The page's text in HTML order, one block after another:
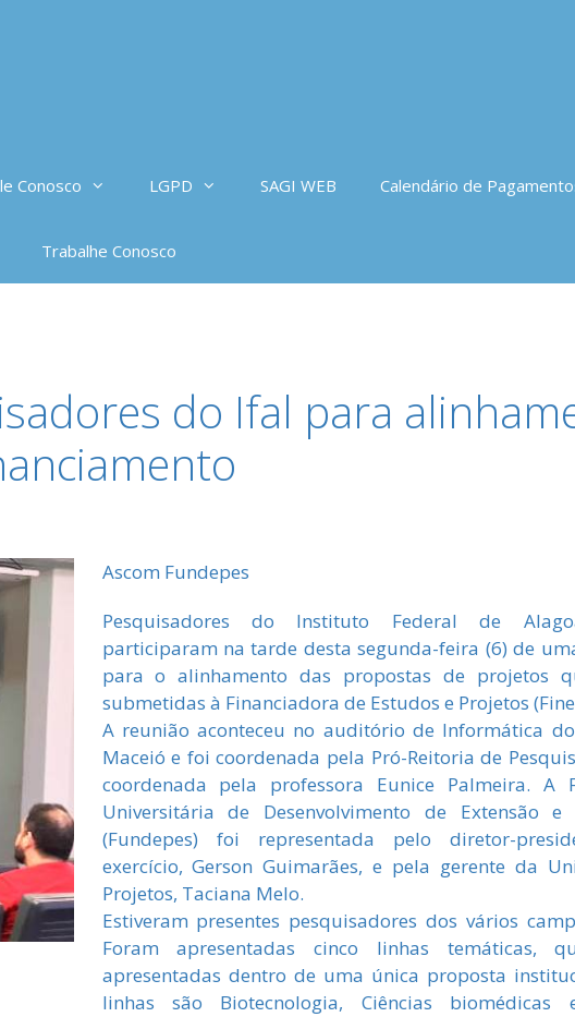
Conosco LGPD SAGI WEB Calendário de
Trabalhe Conosco
do Ifal para
Ascom Fundepes
Pesquisadores do Instituto Federal de
participaram na tarde desta segunda-feira (6) de
para o alinhamento das propostas de projetos
submetidas à Financiadora de Estudos e Projetos
A reunião aconteceu no auditório de Informática
Maceió e foi coordenada pela Pró-Reitoria de
coordenada pela professora Eunice Palmeira. A
Universitária de Desenvolvimento de Extensão e
(Fundepes) foi representada pelo diretor-
exercício, Gerson Guimarães, e pela gerente da
Projetos, Taciana Melo.
Estiveram presentes pesquisadores dos vários
Foram apresentadas cinco linhas temáticas,
apresentadas dentro de uma única proposta
linhas são Biotecnologia, Ciências biomédicas